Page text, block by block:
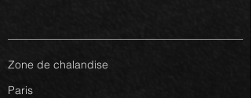
Zone de chalandise
Paris